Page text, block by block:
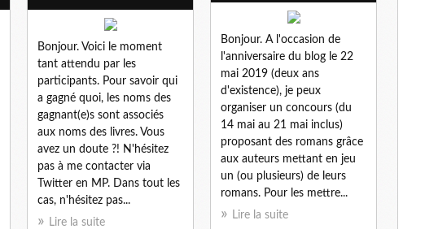
Bonjour. Voici le moment
tant attendu par les
participants. Pour savoir qui
a gagné quoi, les noms des
gagnant(e)s sont associés
aux noms des livres. Vous
avez un doute ?! N'hésitez
pas à me contacter via
Twitter en MP. Dans tout les
cas, n'hésitez pas...
Lire la suite
Bonjour. A l'occasion de
l'anniversaire du blog le 22
mai 2019 (deux ans
d'existence), je peux
organiser un concours (du
14 mai au 21 mai inclus)
proposant des romans grâce
aux auteurs mettant en jeu
un (ou plusieurs) de leurs
romans. Pour les mettre...
Lire la suite